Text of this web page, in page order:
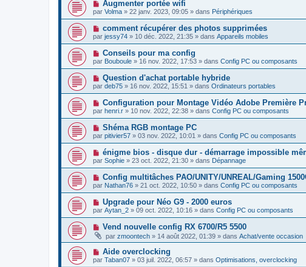
a
g
e
m
e
s
a
g
e
e
a
u
m
e
s
s
a
g
e
N
o
u
e
a
u
m
e
s
s
a
g
e
Augmenter portée wifi
par Volma » 22 janv. 2023, 09:05 » dans Périphériques
N
o
u
e
a
u
m
e
s
s
a
g
e
comment récupérer des photos supprimées
par jessy74 » 10 déc. 2022, 21:35 » dans Appareils mobiles
N
o
u
e
a
u
m
e
s
s
a
g
e
Conseils pour ma config
par Bouboule » 16 nov. 2022, 17:53 » dans Config PC ou composants
N
o
u
e
a
u
m
e
s
a
g
e
Question d'achat portable hybride
par deb75 » 16 nov. 2022, 15:51 » dans Ordinateurs portables
N
o
u
v
e
a
u
m
e
s
s
a
g
e
Configuration pour Montage Vidéo Adobe Première
par henri.r » 10 nov. 2022, 22:38 » dans Config PC ou composants
N
o
u
e
a
u
m
e
s
s
a
g
e
Shéma RGB montage PC
par pitivier57 » 03 nov. 2022, 10:01 » dans Config PC ou composants
N
o
u
e
a
u
m
e
s
s
g
e
énigme bios - disque dur - démarrage impossible
par Sophie » 23 oct. 2022, 21:30 » dans Dépannage
N
o
u
v
e
a
u
m
e
s
a
g
Config multitâches PAO/UNITY/UNREAL/Gaming
par Nathan76 » 21 oct. 2022, 10:50 » dans Config PC ou composants
N
o
u
v
a
u
m
e
s
Upgrade pour Néo G9 - 2000 euros
par Aytan_2 » 09 oct. 2022, 10:16 » dans Config PC ou composants
N
u
e
a
Vend nouvelle config RX 6700/R5 5500
par zmoontech » 14 août 2022, 01:39 » dans Achat/vente occasion
N
o
u
Aide overclocking
par Taban07 » 03 juil. 2022, 06:57 » dans Optimisations, overclocking